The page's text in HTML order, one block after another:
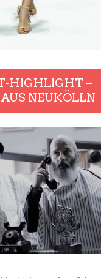
HIGHLIGHT –
NEUKÖLLN